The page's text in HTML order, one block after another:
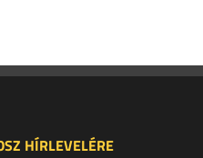
HÍRLEVELÉRE